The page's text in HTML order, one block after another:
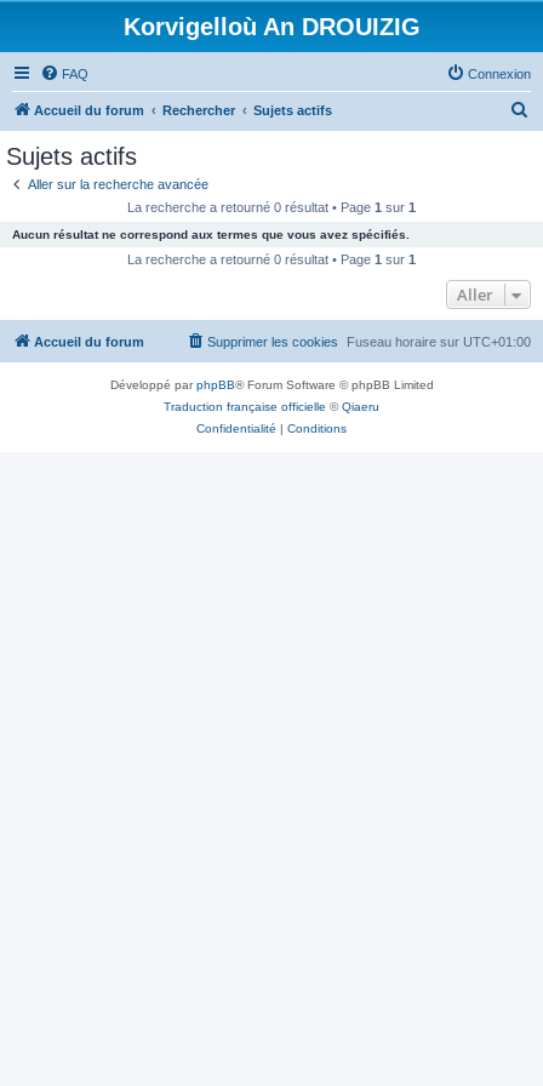
Korvigelloù An DROUIZIG
FAQ Connexion
Accueil du forum Rechercher Sujets actifs
c
e
Sujets actifs
Aller sur la recherche avancée
La recherche a retourné 0 résultat • Page 1 sur 1
Aucun résultat ne correspond aux termes que vous avez spécifiés.
La recherche a retourné 0 résultat • Page 1 sur 1
Aller
Accueil du forum Fuseau horaire sur UTC+01:00
Supprimer les cookies
Développé parphpBB® Forum Software © phpBB Limited
Traduction française officielle ©Qiaeru
Confidentialité | Conditions